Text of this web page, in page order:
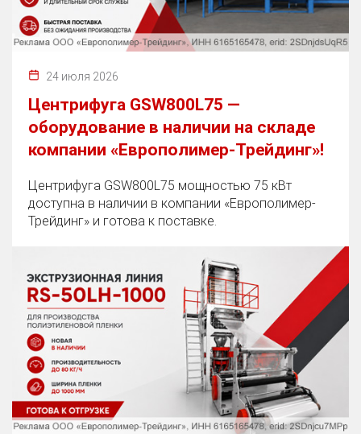
24 июля 2026
Центрифуга GSW800L75 —
оборудование в наличии на складе
компании «Европолимер-Трейдинг»!
Центрифуга GSW800L75 мощностью 75 кВт
доступна в наличии в компании «Европолимер-
Трейдинг» и готова к поставке.